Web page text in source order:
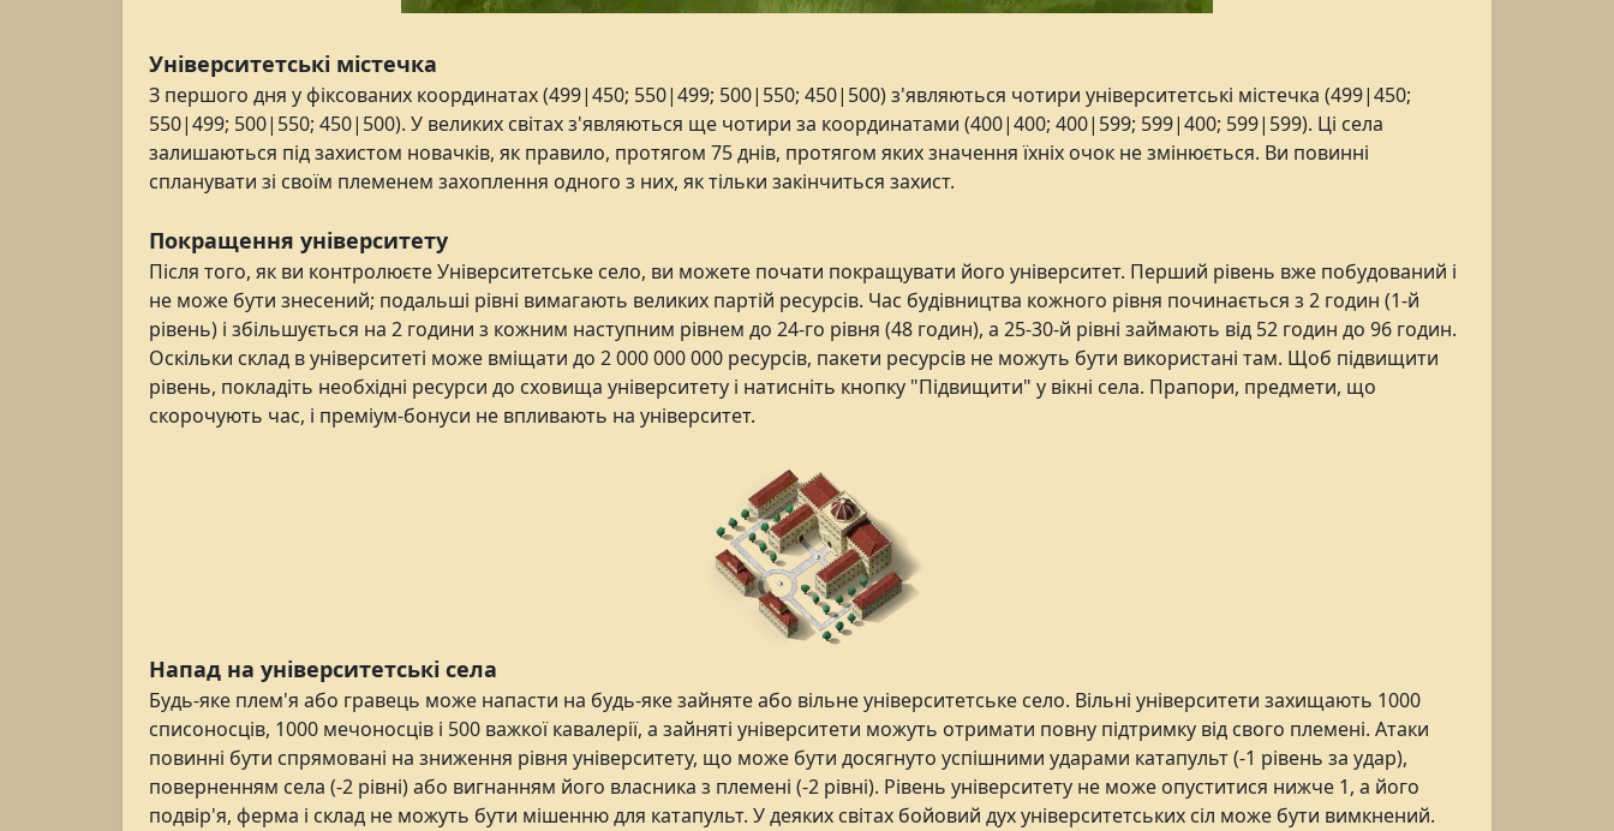
Університетські містечка
З першого дня у фіксованих координатах (499|450; 550|499; 500|550; 450|500) з'являються чотири університетські містечка (499|450;
550|499; 500|550; 450|500). У великих світах з'являються ще чотири за координатами (400|400; 400|599; 599|400; 599|599). Ці села
залишаються під захистом новачків, як правило, протягом 75 днів, протягом яких значення їхніх очок не змінюється. Ви повинні
спланувати зі своїм племенем захоплення одного з них, як тільки закінчиться захист.
Покращення університету
Після того, як ви контролюєте Університетське село, ви можете почати покращувати його університет. Перший рівень вже побудований і
не може бути знесений; подальші рівні вимагають великих партій ресурсів. Час будівництва кожного рівня починається з 2 годин (1-й
рівень) і збільшується на 2 години з кожним наступним рівнем до 24-го рівня (48 годин), а 25-30-й рівні займають від 52 годин до 96 годин.
Оскільки склад в університеті може вміщати до 2 000 000 000 ресурсів, пакети ресурсів не можуть бути використані там. Щоб підвищити
рівень, покладіть необхідні ресурси до сховища університету і натисніть кнопку "Підвищити" у вікні села. Прапори, предмети, що
скорочують час, і преміум-бонуси не впливають на університет.
Напад на університетські села
Будь-яке плем'я або гравець може напасти на будь-яке зайняте або вільне університетське село. Вільні університети захищають 1000
списоносців, 1000 мечоносців і 500 важкої кавалерії, а зайняті університети можуть отримати повну підтримку від свого племені. Атаки
повинні бути спрямовані на зниження рівня університету, що може бути досягнуто успішними ударами катапульт (-1 рівень за удар),
поверненням села (-2 рівні) або вигнанням його власника з племені (-2 рівні). Рівень університету не може опуститися нижче 1, а його
подвір'я, ферма і склад не можуть бути мішенню для катапульт. У деяких світах бойовий дух університетських сіл може бути вимкнений.